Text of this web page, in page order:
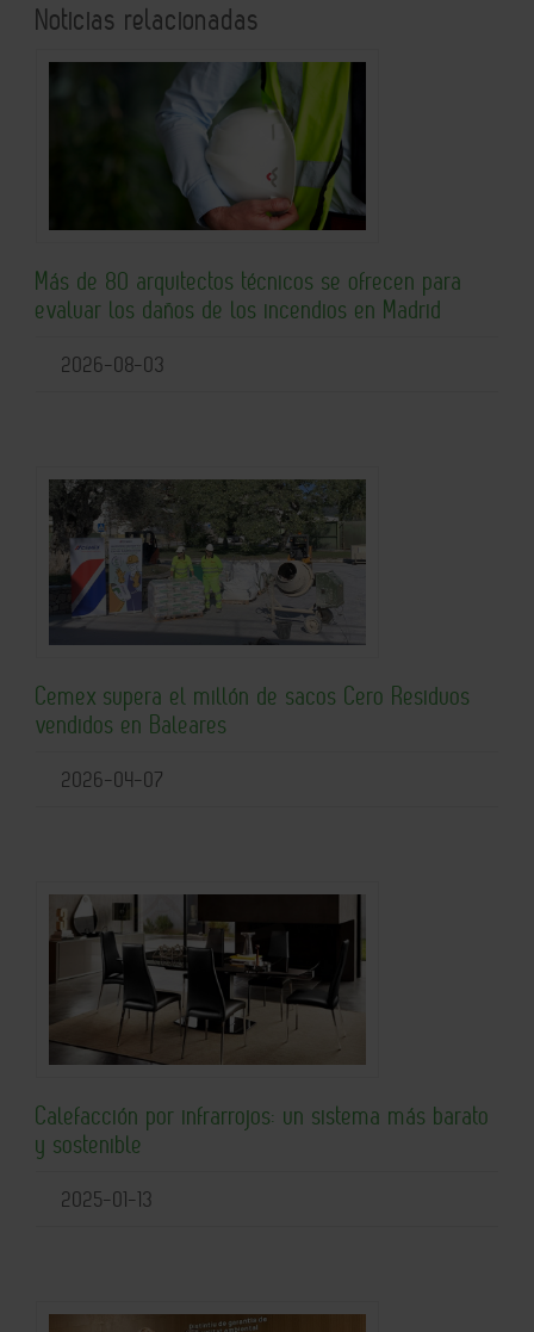
Noticias relacionadas
Más de 80 arquitectos técnicos se ofrecen para
evaluar los daños de los incendios en Madrid
2026-08-03
Cemex supera el millón de sacos Cero Residuos
vendidos en Baleares
2026-04-07
Calefacción por infrarrojos: un sistema más barato
y sostenible
2025-01-13